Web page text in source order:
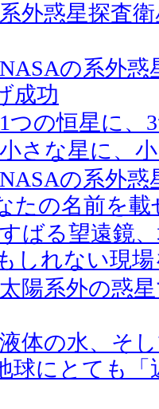
系外惑星探査
NASAの系外惑
成功
1つの恒星に、
小さな星に、
NASAの系外惑
たの名前を載
すばる望遠鏡
しれない現
太陽系外の惑
液体の水、そ
にとても「